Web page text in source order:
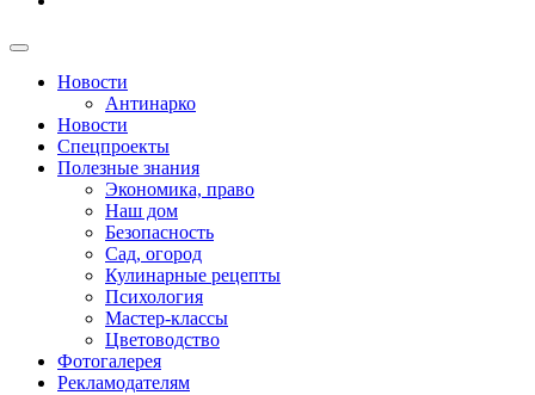
Новости
Антинарко
Новости
Спецпроекты
Полезные знания
Экономика, право
Наш дом
Безопасность
Сад, огород
Кулинарные рецепты
Психология
Мастер-классы
Цветоводство
Фотогалерея
Рекламодателям